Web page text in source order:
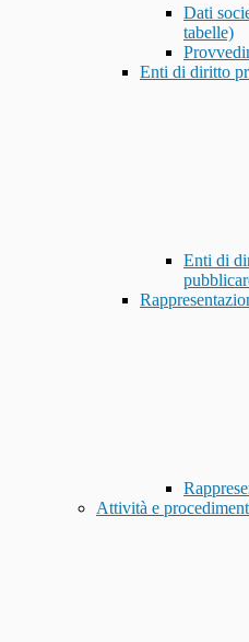
Dati
tabelle)
Enti di diritto
Enti di
Attività e